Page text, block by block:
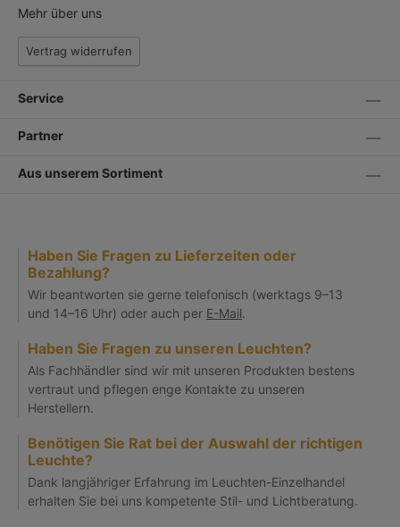
Mehr über uns
Vertrag widerrufen
Service
Partner
Aus unserem Sortiment
Haben Sie Fragen zu Lieferzeiten oder
Bezahlung?
Wir beantworten sie gerne telefonisch (werktags 9–13
und 14–16 Uhr) oder auch per E-Mail.
Haben Sie Fragen zu unseren Leuchten?
Als Fachhändler sind wir mit unseren Produkten bestens
vertraut und pflegen enge Kontakte zu unseren
Herstellern.
Benötigen Sie Rat bei der Auswahl der richtigen
Leuchte?
Dank langjähriger Erfahrung im Leuchten-Einzelhandel
erhalten Sie bei uns kompetente Stil- und Lichtberatung.